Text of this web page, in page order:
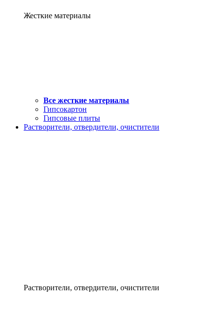
Жесткие материалы
Все жесткие материалы
Гипсокартон
Гипсовые плиты
Растворители, отвердители, очистители
Растворители, отвердители, очистители